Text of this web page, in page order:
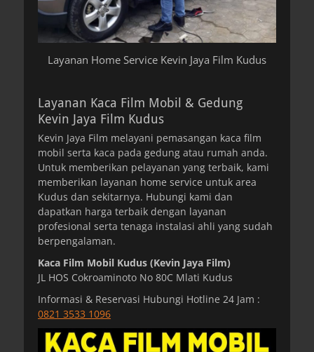
Layanan Home Service Kevin Jaya Film Kudus
Layanan Kaca Film Mobil & Gedung
Kevin Jaya Film Kudus
Kevin Jaya Film melayani pemasangan kaca film
mobil serta kaca pada gedung atau rumah anda.
Untuk memberikan pelayanan yang terbaik, kami
memberikan layanan home service untuk area
Kudus dan sekitarnya. Hubungi kami dan
dapatkan harga terbaik dengan layanan
profesional serta tenaga instalasi ahli yang sudah
berpengalaman.
Kaca Film Mobil Kudus (Kevin Jaya Film)
JL HOS Cokroaminoto No 80C Mlati Kudus
Informasi & Reservasi Hubungi Hotline 24 Jam :
0821 3533 1096